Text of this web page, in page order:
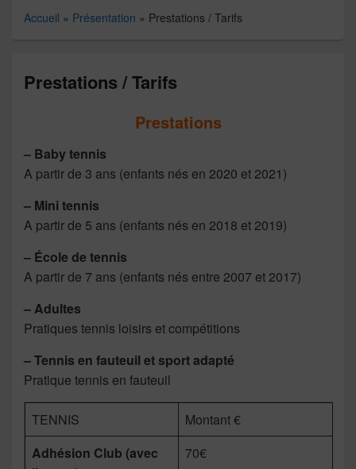
Accueil » Présentation » Prestations / Tarifs
Prestations / Tarifs
Prestations
– Baby tennis
A partir de 3 ans (enfants nés en 2020 et 2021)
– Mini tennis
A partir de 5 ans (enfants nés en 2018 et 2019)
– École de tennis
A partir de 7 ans (enfants nés entre 2007 et 2017)
– Adultes
Pratiques tennis loisirs et compétitions
– Tennis en fauteuil et sport adapté
Pratique tennis en fauteuil
TENNIS
Montant €
Adhésion Club (avec
70€